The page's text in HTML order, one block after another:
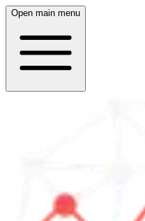
Open main menu